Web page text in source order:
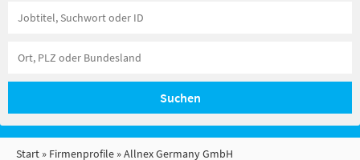
Suchen
Start Firmenprofile Allnex Germany GmbH